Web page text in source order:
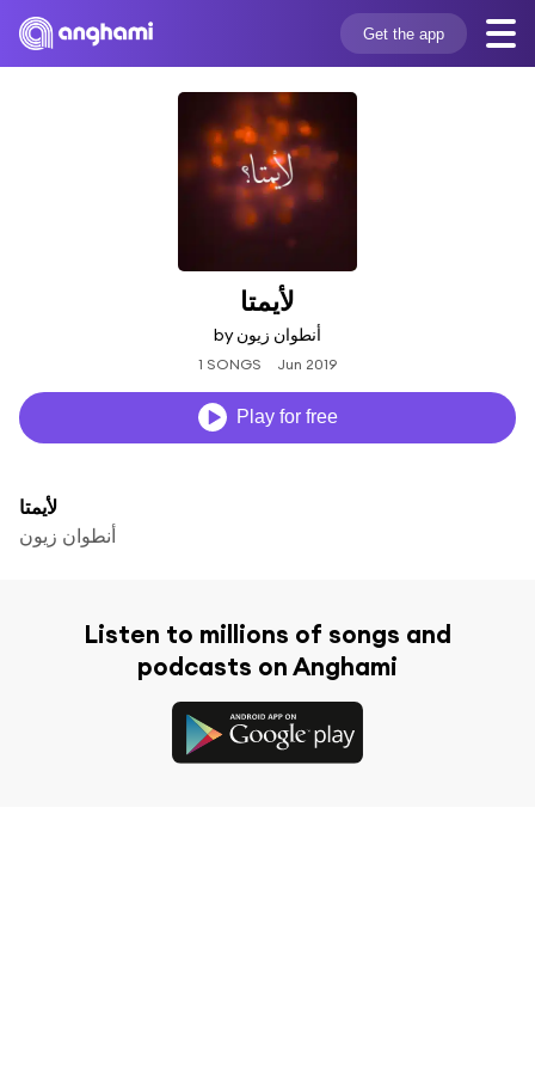
Get the app
لأيمتا
by أنطوان زيون
1 SONGS Jun 2019
Play for free
لأيمتا
أنطوان زيون
Listen to millions of songs and
podcasts on Anghami